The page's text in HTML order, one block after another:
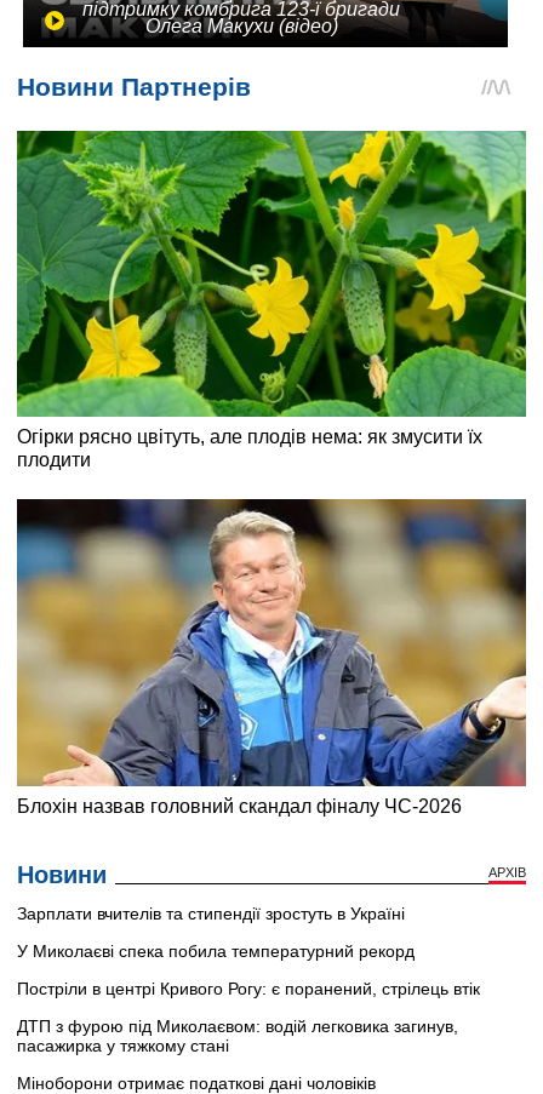
підтримку комбрига 123-ї бригади
Олега Макухи (відео)
Новини АРХІВ
Зарплати вчителів та стипендії зростуть в Україні
У Миколаєві спека побила температурний рекорд
Постріли в центрі Кривого Рогу: є поранений, стрілець втік
ДТП з фурою під Миколаєвом: водій легковика загинув,
пасажирка у тяжкому стані
Міноборони отримає податкові дані чоловіків